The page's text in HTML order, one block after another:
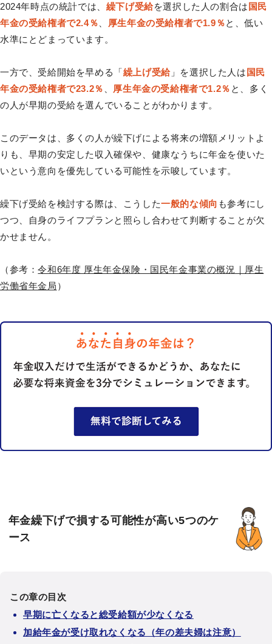
2024年時点の統計では、 繰下げ受給を選択した人の割合は 国民
年金の受給権者で2.4％
厚生年金の受給権者で1.9％と、低い
水準にとどまっています。
一方で、受給開始を早める「繰上げ受給」を選択した人は 国民
年金の受給権者で23.2％
厚生年金の受給権者で1.2％ と、多く
の人が早期の受給を選んでいることがわかります。
このデータは、多くの人が繰下げによる将来の増額メリットよ
りも、早期の安定した収入確保や、健康なうちに年金を使いた
いという意向を優先している可能性を示唆しています。
繰下げ受給を検討する際は、こうした一般的な傾向 も参考にし
つつ、自身のライフプランと照らし合わせて判断することが欠
かせません。
（参考：令和6年度 厚生年金保険・国民年金事業の概況｜厚生
労働省年金局 ）
年金繰下げで損する可能性が高い5つのケ
ース
この章の目次
早期に亡くなると総受給額が少なくなる
加給年金が受け取れなくなる（年の差夫婦は注意）